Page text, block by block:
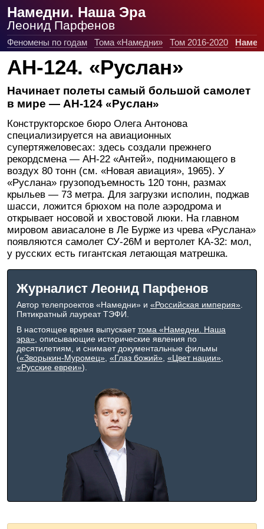
Намедни. Наша Эра
Леонид Парфенов
Феномены по годам Тома «Намедни» Том 2016-2020
АН-124. «Руслан»
Начинает полеты самый большой самолет
в мире — АН-124 «Руслан»
Конструкторское бюро Олега Антонова
специализируется на авиационных
супертяжеловесах: здесь создали прежнего
рекордсмена — АН-22 «Антей», поднимающего в
воздух 80 тонн (см. «Новая авиация», 1965). У
«Руслана» грузоподъемность 120 тонн, размах
крыльев — 73 метра. Для загрузки исполин, поджав
шасси, ложится брюхом на поле аэродрома и
открывает носовой и хвостовой люки. На главном
мировом авиасалоне в Ле Бурже из чрева «Руслана»
появляются самолет СУ-26М и вертолет КА-32: мол,
у русских есть гигантская летающая матрешка.
Журналист Леонид Парфенов
Автор телепроектов «Намедни» и «Российская империя»
Пятикратный лауреат ТЭФИ.
В настоящее время выпускает тома «Намедни. Наша
эра» , описывающие исторические явления по
десятилетиям, и снимает документальные фильмы
(«Зворыкин-Муромец» «Глаз божий» «Цвет нации»
«Русские евреи»).